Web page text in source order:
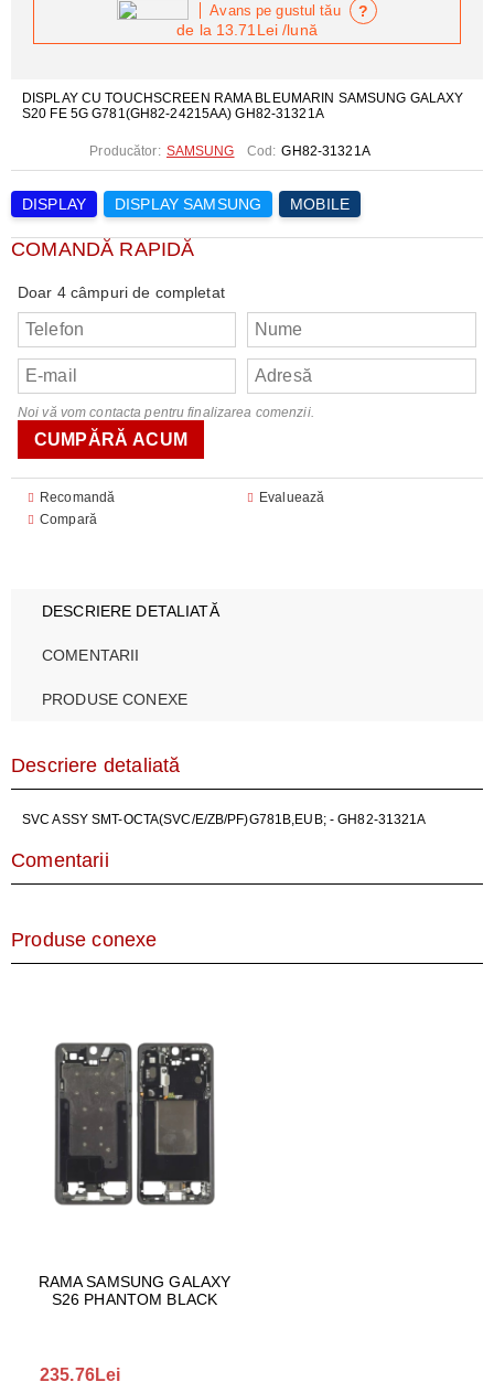
DISPLAY CU TOUCHSCREEN RAMA BLEUMARIN SAMSUNG GALAXY
S20 FE 5G G781(GH82-24215AA) GH82-31321A
Producător: SAMSUNG Cod: GH82-31321A
DISPLAY DISPLAY SAMSUNG MOBILE
COMANDĂ RAPIDĂ
Doar 4 câmpuri de completat
Noi vă vom contacta pentru finalizarea comenzii.
Recomandă
Evaluează
Compară
de la 13.71Lei/lună
Avans pe gustul tău ?
DESCRIERE DETALIATĂ
COMENTARII
PRODUSE CONEXE
Descriere detaliată
SVC ASSY SMT-OCTA(SVC/E/ZB/PF)G781B,EUB; - GH82-31321A
Comentarii
Produse conexe
RAMA SAMSUNG GALAXY
S26 PHANTOM BLACK
235.76Lei